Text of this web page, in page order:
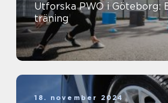
Utforska PWO i
träning
18. november 2024